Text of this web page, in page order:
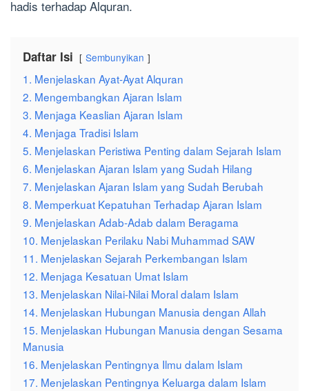
hadis terhadap Alquran.
Daftar Isi Sembunyikan
1. Menjelaskan Ayat-Ayat Alquran
2. Mengembangkan Ajaran Islam
3. Menjaga Keaslian Ajaran Islam
4. Menjaga Tradisi Islam
5. Menjelaskan Peristiwa Penting dalam Sejarah Islam
6. Menjelaskan Ajaran Islam yang Sudah Hilang
7. Menjelaskan Ajaran Islam yang Sudah Berubah
8. Memperkuat Kepatuhan Terhadap Ajaran Islam
9. Menjelaskan Adab-Adab dalam Beragama
10. Menjelaskan Perilaku Nabi Muhammad SAW
11. Menjelaskan Sejarah Perkembangan Islam
12. Menjaga Kesatuan Umat Islam
13. Menjelaskan Nilai-Nilai Moral dalam Islam
14. Menjelaskan Hubungan Manusia dengan Allah
15. Menjelaskan Hubungan Manusia dengan Sesama
Manusia
16. Menjelaskan Pentingnya Ilmu dalam Islam
17. Menjelaskan Pentingnya Keluarga dalam Islam